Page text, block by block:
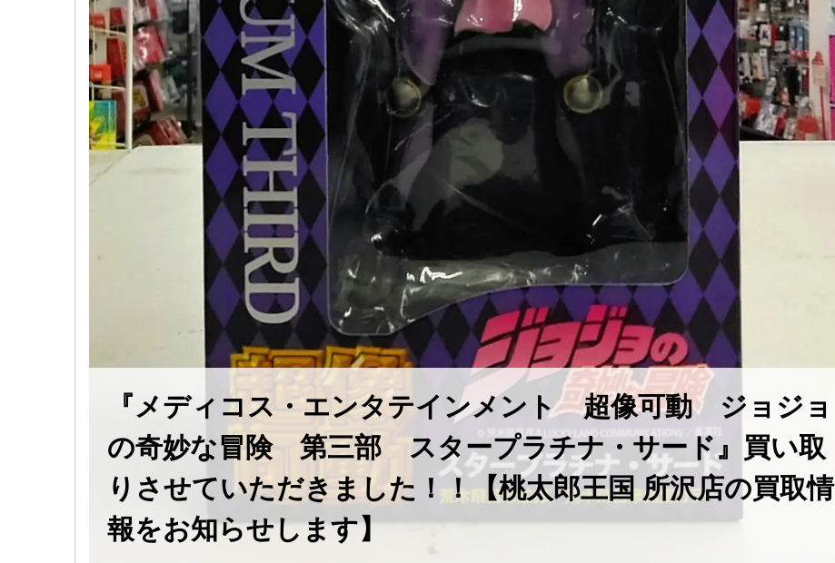
『メディコス・エンタテインメント 超像可動 ジョジョ
の奇妙な冒険 第三部 スタープラチナ・サード』買い取
りさせていただきました！！【桃太郎王国 所沢店の買取情
報をお知らせします】